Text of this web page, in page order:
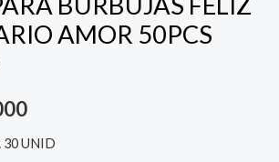
AMOR 50PCS
30 UNID